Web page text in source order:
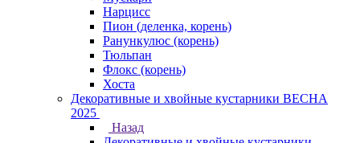
Нарцисс
Пион (деленка, корень)
Ранункулюс (корень)
Тюльпан
Флокс (корень)
Хоста
Декоративные и хвойные кустарники ВЕСНА
2025
Назад